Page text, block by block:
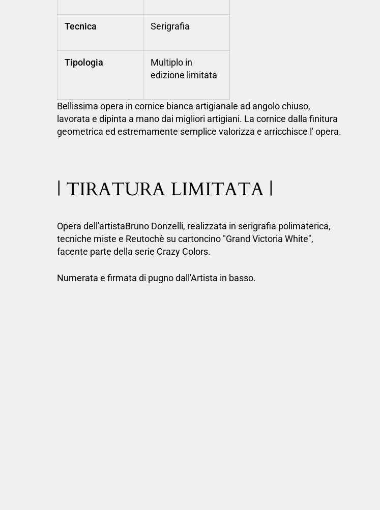
Tecnica Serigrafia
Tipologia
Multiplo in
edizione limitata
Bellissima opera in cornice bianca artigianale ad angolo chiuso,
lavorata e dipinta a mano dai migliori artigiani. La cornice dalla finitura
geometrica ed estremamente semplice valorizza e arricchisce l' opera.
| TIRATURA LIMITATA |
Opera dell'artistaBruno Donzelli, realizzata in serigrafia polimaterica,
tecniche miste e Reutochè su cartoncino "Grand Victoria White",
facente parte della serie Crazy Colors.
Numerata e firmata di pugno dall'Artista in basso.